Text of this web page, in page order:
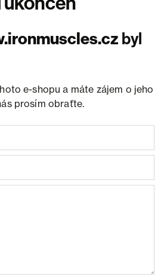
byl
e-shopu a máte zájem o jeho
prosím obraťte.